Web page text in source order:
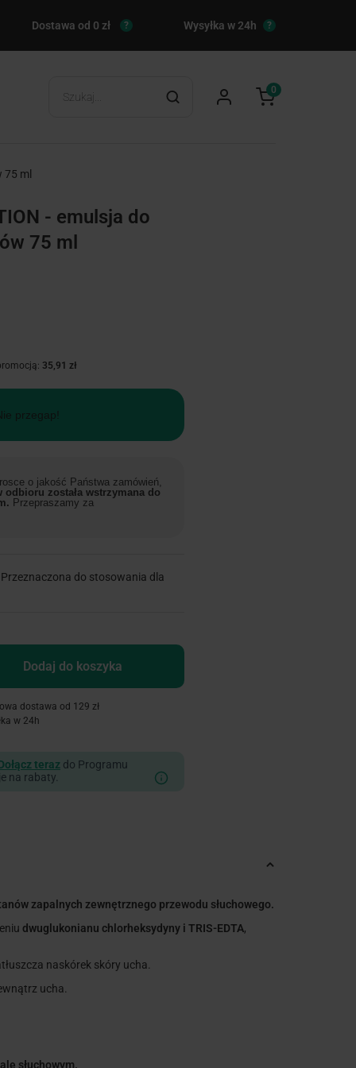
Dostawa od 0 zł ? Wysyłka w 24h ?
0
75 ml
- emulsja do
75 ml
35,91 zł
przegap!
o jakość Państwa zamówień,
została wstrzymana do
Przepraszamy za
do stosowania dla
Dodaj do koszyka
dostawa od 129 zł
w 24h
terazdo Programu
na rabaty.
zapalnych zewnętrznego przewodu słuchowego.
dwuglukonianu chlorheksydyny i TRIS-EDTA,
naskórek skóry ucha.
ucha.
słuchowym.